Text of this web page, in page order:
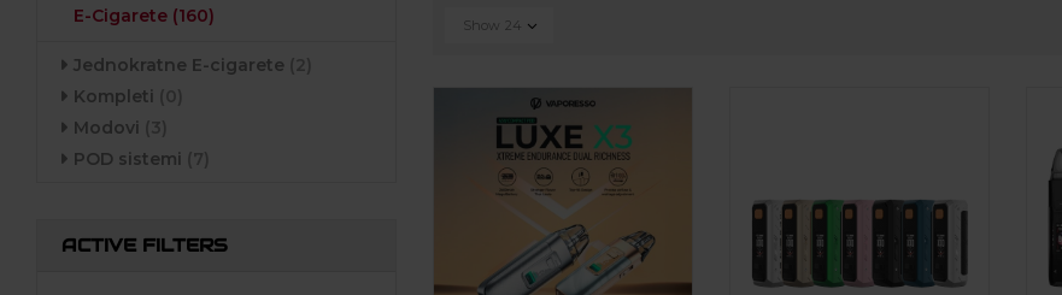
E-Cigarete (160)
Jednokratne E-cigarete
Kompleti
Modovi
POD sistemi
ACTIVE FILTERS
Show 24